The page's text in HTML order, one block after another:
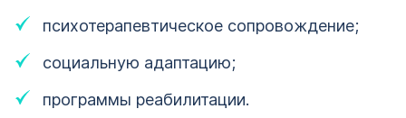
психотерапевтическое сопровождение;
социальную адаптацию;
программы реабилитации.
123